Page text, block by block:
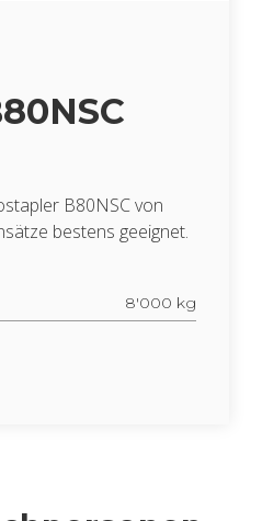
B80NSC von
bes­tens ge­eig­net.
8'000 kg